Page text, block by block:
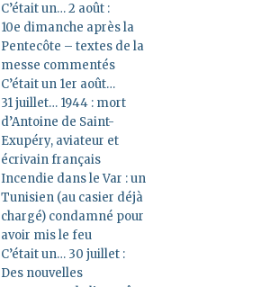
C’était un… 2 août :
10e dimanche après la
Pentecôte – textes de la
messe commentés
C’était un 1er août…
31 juillet… 1944 : mort
d’Antoine de Saint-
Exupéry, aviateur et
écrivain français
Incendie dans le Var : un
Tunisien (au casier déjà
chargé) condamné pour
avoir mis le feu
C’était un… 30 juillet :
Des nouvelles